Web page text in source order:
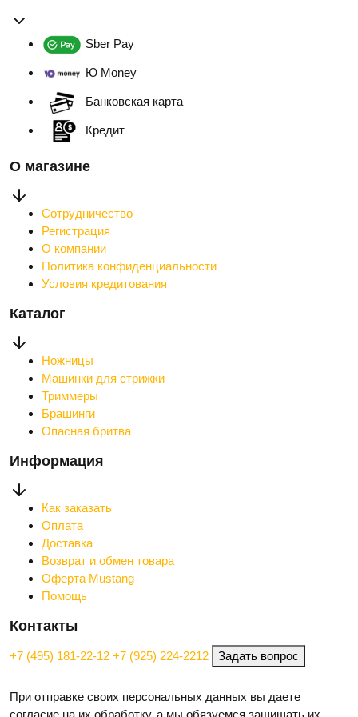
Sber Pay
Ю Money
Банковская карта
Кредит
О магазине
Сотрудничество
Регистрация
О компании
Политика конфиденциальности
Условия кредитования
Каталог
Ножницы
Машинки для стрижки
Триммеры
Брашинги
Опасная бритва
Информация
Как заказать
Оплата
Доставка
Возврат и обмен товара
Оферта Mustang
Помощь
Контакты
+7 (495) 181-22-12 +7 (925) 224-2212 Задать вопрос
При отправке своих персональных данных вы даете
согласие на их обработку, а мы обязуемся защищать их.